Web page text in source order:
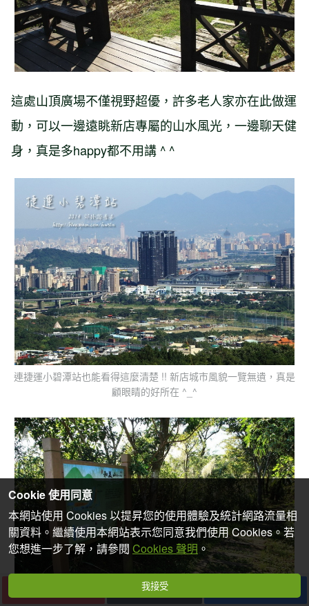
這處山頂廣場不僅視野超優，許多老人家亦在此做運
動，可以一邊遠眺新店專屬的山水風光，一邊聊天健
身，真是多happy都不用講 ^ ^
連捷運小碧潭站也能看得這麼清楚 !! 新店城市風貌一覽無遺，真是
顧眼睛的好所在 ^_^
下一篇
Cookie 使用同意
本網站使用 Cookies 以提昇您的使用體驗及統計網路流量相
關資料。繼續使用本網站表示您同意我們使用 Cookies。若
您想進一步了解，請參閱 Cookies 聲明 。
我接受